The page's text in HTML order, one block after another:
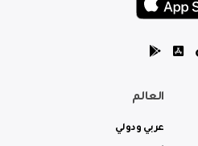
العالم
عربي ودولي